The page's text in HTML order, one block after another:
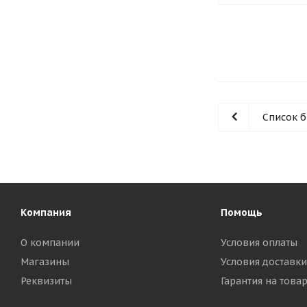
Список
Компания
О компании
Магазины
Реквизиты
Помощь
Условия оплаты
Условия доставки
Гарантия на товар